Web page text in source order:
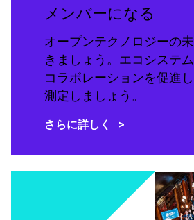
メンバーになる
オープンテクノロジーの
きましょう。エコシステム
コラボレーションを促進
測定しましょう。
さらに詳しく